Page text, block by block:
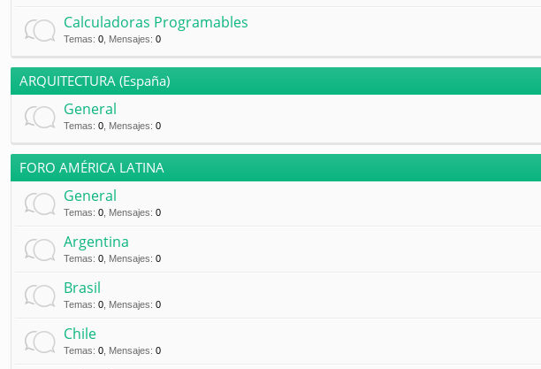
Calculadoras Programables
Temas: 0 Mensajes: 0
ARQUITECTURA (España)
General
Temas: 0 Mensajes: 0
FORO AMÉRICA LATINA
General
Temas: 0 Mensajes: 0
Argentina
Temas: 0 Mensajes: 0
Brasil
Temas: 0 Mensajes: 0
Chile
Temas: 0 Mensajes: 0